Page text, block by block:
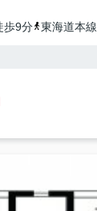
歩9分 東海道本線